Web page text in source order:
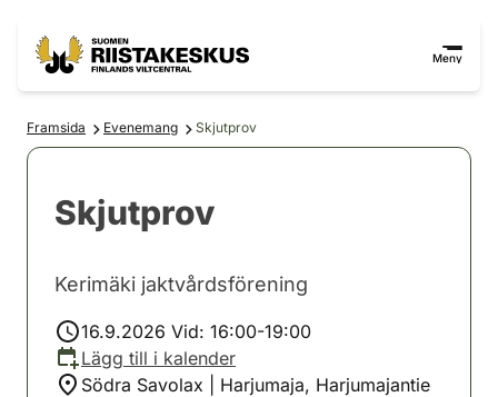
Meny
Framsida Evenemang Skjutprov
Skjutprov
Kerimäki jaktvårdsförening
16.9.2026 Vid: 16:00-19:00
Lägg till i kalender
Södra Savolax | Harjumaja, Harjumajantie